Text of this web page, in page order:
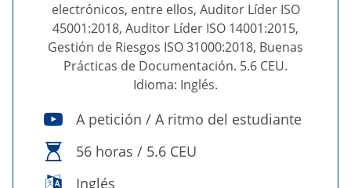
electrónicos, entre ellos, Auditor Líder ISO
45001:2018, Auditor Líder ISO 14001:2015,
Gestión de Riesgos ISO 31000:2018, Buenas
Prácticas de Documentación. 5.6 CEU.
Idioma: Inglés.
A petición / A ritmo del estudiante
56 horas / 5.6 CEU
Inglés